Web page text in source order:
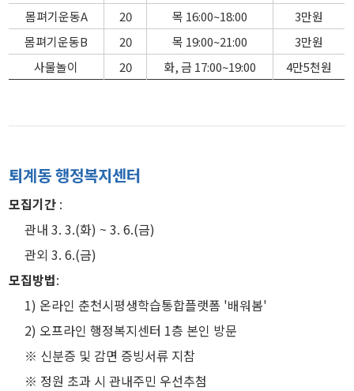
몸펴기운동A
20 목 16:00~18:00
3만원
몸펴기운동B
20 목 19:00~21:00
3만원
사물놀이
20 화, 금 17:00~19:00 4만5천원
퇴계동 행정복지센터
모집기간 :
관내 3. 3.(화) ~ 3. 6.(금)
관외 3. 6.(금)
모집방법:
1) 온라인 춘천시평생학습통합플랫폼 '배워봄'
2) 오프라인 행정복지센터 1층 본인 방문
※ 신분증 및 감면 증빙서류 지참
※ 정원 초과 시 관내주민 우선추첨